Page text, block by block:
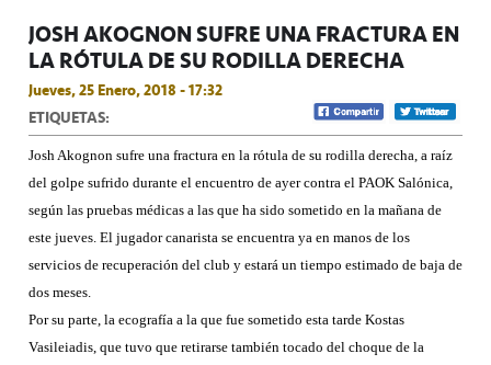
JOSH AKOGNON SUFRE UNA FRACTURA EN
LA RÓTULA DE SU RODILLA DERECHA
Jueves, 25 Enero, 2018 - 17:32
ETIQUETAS:
Josh Akognon sufre una fractura en la rótula de su rodilla derecha, a raíz
del golpe sufrido durante el encuentro de ayer contra el PAOK Salónica,
según las pruebas médicas a las que ha sido sometido en la mañana de
este jueves. El jugador canarista se encuentra ya en manos de los
servicios de recuperación del club y estará un tiempo estimado de baja de
dos meses.
Por su parte, la ecografía a la que fue sometido esta tarde Kostas
Vasileiadis, que tuvo que retirarse también tocado del choque de la